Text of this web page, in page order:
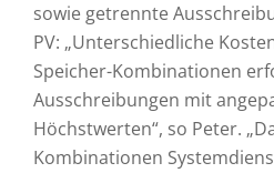
sowie getrennte
PV: „Unterschiedliche
Speicher-Kombinationen
Ausschreibungen mit
Höchstwerten“, so Peter.
Kombinationen